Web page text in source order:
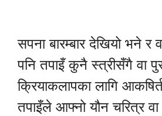
सपना बारम्बार देखियो भने र
पनि तपाइँ कुनै स्त्रीसँगै वा
क्रियाकलापका लागि
तपाइँले आफ्नो यौन चरित्र वा